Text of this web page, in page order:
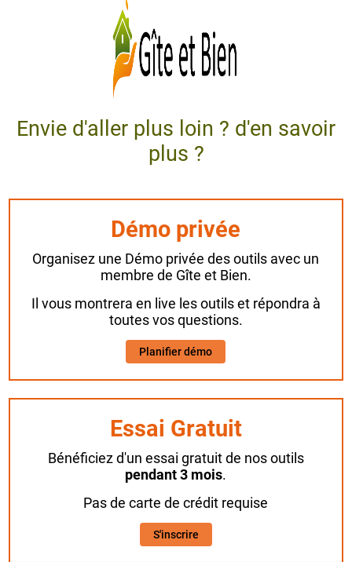
Envie d'aller plus loin ? d'en savoir
plus ?
Démo privée
Organisez une Démo privée des outils avec un
membre de Gîte et Bien.
Il vous montrera en live les outils et répondra à
toutes vos questions.
Planifier démo
Essai Gratuit
Bénéficiez d'un essai gratuit de nos outils
pendant 3 mois.
Pas de carte de crédit requise
S'inscrire